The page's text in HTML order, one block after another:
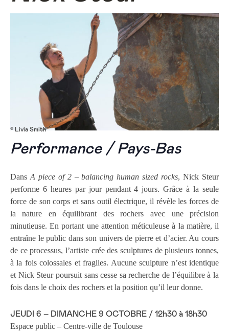
© Livia Smith
Performance / Pays-Bas
Dans A piece of 2 – balancing human sized rocks, Nick Steur
performe 6 heures par jour pendant 4 jours. Grâce à la seule
force de son corps et sans outil électrique, il révèle les forces de
la nature en équilibrant des rochers avec une précision
minutieuse. En portant une attention méticuleuse à la matière, il
entraîne le public dans son univers de pierre et d’acier. Au cours
de ce processus, l’artiste crée des sculptures de plusieurs tonnes,
à la fois colossales et fragiles. Aucune sculpture n’est identique
et Nick Steur poursuit sans cesse sa recherche de l’équilibre à la
fois dans le choix des rochers et la position qu’il leur donne.
JEUDI 6 – DIMANCHE 9 OCTOBRE / 12h30 à 18h30
Espace public – Centre-ville de Toulouse